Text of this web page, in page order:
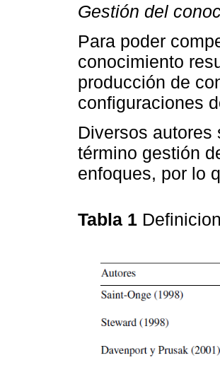
Gestión del
Para poder
conocimiento
producción de
configuraciones
Diversos autores
término gestión
enfoques, por lo
Tabla 1